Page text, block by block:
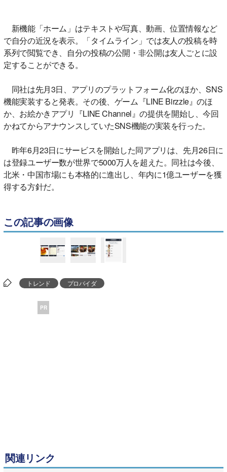
新機能「ホーム」はテキストや写真、動画、位置情報など
で自分の近況を表示。「タイムライン」では友人の投稿を時
系列で閲覧でき、自分の投稿の公開・非公開は友人ごとに設
定することができる。
同社は先月3日、アプリのプラットフォーム化のほか、SNS
機能実装すると発表。その後、ゲーム『LINE Birzzle』のほ
か、お絵かきアプリ『LINE Channel』の提供を開始し、今回
かねてからアナウンスしていたSNS機能の実装を行った。
昨年6月23日にサービスを開始した同アプリは、先月26日に
は登録ユーザー数が世界で5000万人を超えた。同社は今後、
北米・中国市場にも本格的に進出し、年内に1億ユーザーを獲
得する方針だ。
この記事の画像
トレンド プロバイダ
PR
関連リンク